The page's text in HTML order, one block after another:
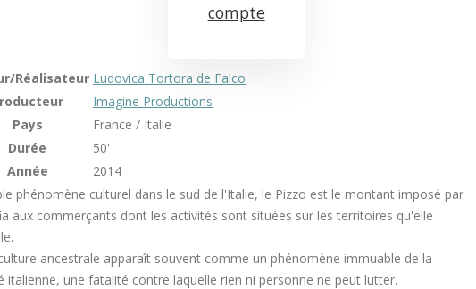
compte
Réalisateur Ludovica Tortora de Falco
Imagine Productions
Pays
France / Italie
Durée
50'
Année
2014
phénomène culturel dans le sud de l'Italie, le Pizzo est le montant imposé par
aux commerçants dont les activités sont situées sur les territoires qu'elle
ancestrale apparaît souvent comme un phénomène immuable de la
italienne, une fatalité contre laquelle rien ni personne ne peut lutter.